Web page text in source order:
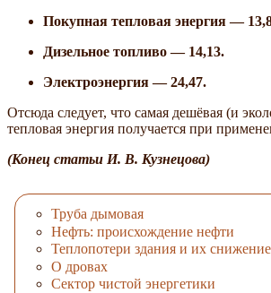
Покупная тепловая энергия —
Дизельное топливо — 14,13.
Электроэнергия — 24,47.
Отсюда следует, что самая дешёвая (и
тепловая энергия получается при
(Конец статьи И. В. Кузнецова)
Труба дымовая
Нефть: происхождение нефти
Теплопотери здания и их снижение
О дровах
Сектор чистой энергетики